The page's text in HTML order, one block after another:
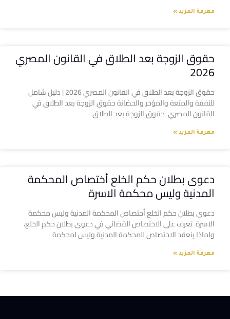
معرفة المزيد »
حقوق الزوجة بعد الطلاق في القانون المصري
2026
حقوق الزوجة بعد الطلاق في القانون المصري 2026 | دليل شامل
للنفقة والمتعة والمؤخر والحضانة حقوق الزوجة بعد الطلاق في
القانون المصري حقوق الزوجة بعد الطلاق
معرفة المزيد »
دعوى بطلان حكم الخلع أختصاص المحكمة
المدنية وليس محكمة الاسرة
دعوى بطلان حكم الخلع أختصاص المحكمة المدنية وليس محكمة
الاسرة تعرف على الاختصاص القضائي في دعوى بطلان حكم الخلع،
ولماذا ينعقد الاختصاص للمحكمة المدنية وليس لمحكمة
معرفة المزيد »